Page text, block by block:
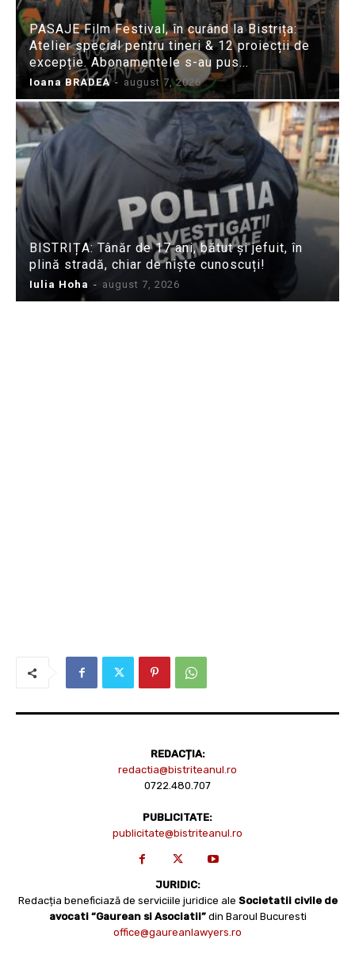
PASAJE Film Festival, în curând la Bistrița:
Atelier special pentru tineri & 12 proiecții de
excepție. Abonamentele s-au pus...
Ioana BRADEA - august 7, 2026
BISTRIȚA: Tânăr de 17 ani, bătut și jefuit, în
plină stradă, chiar de niște cunoscuți!
Iulia Hoha - august 7, 2026
REDACȚIA:
redactia@bistriteanul.ro
0722.480.707
PUBLICITATE:
publicitate@bistriteanul.ro
JURIDIC:
Redacția beneficiază de serviciile juridice ale Societatii civile de
avocati “Gaurean si Asociatii” din Baroul Bucuresti
office@gaureanlawyers.ro